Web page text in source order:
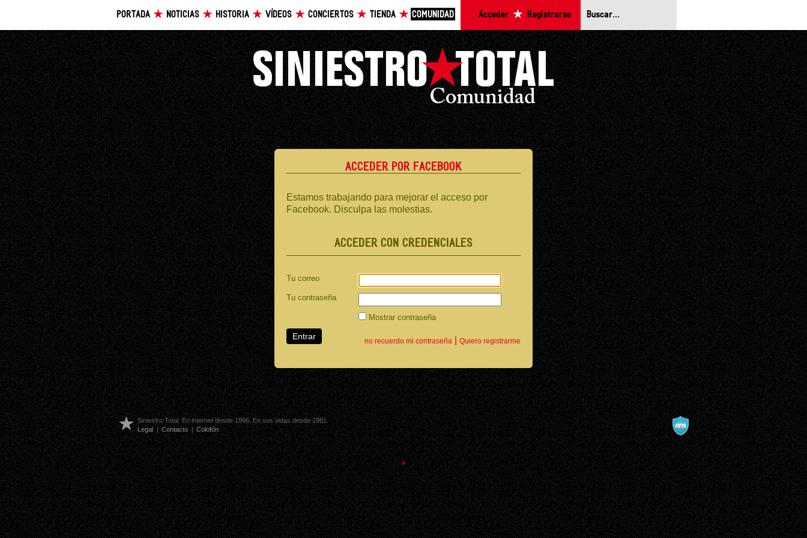
PORTADA NOTICIAS HISTORIA VÍDEOS CONCIERTOS TIENDA COMUNIDAD Acceder Registrarse
ACCEDER POR FACEBOOK
Estamos trabajando para mejorar el acceso por
Facebook. Disculpa las molestias.
ACCEDER CON CREDENCIALES
Tu correo
Tu contraseña
Mostrar contraseña
no recuerdo mi contraseña Quiero registrarme
Siniestro Total. En internet desde 1996. En sus vidas desde 1981.
Legal | Contacto | Colofón
*